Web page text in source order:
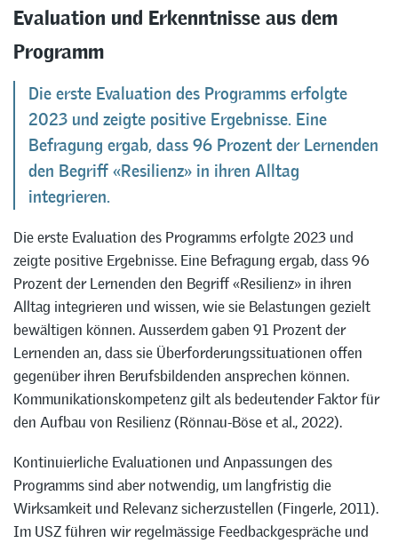
Evaluation und Erkenntnisse aus dem
Programm
Die erste Evaluation des Programms erfolgte
2023 und zeigte positive Ergebnisse. Eine
Befragung ergab, dass 96 Prozent der Lernenden
den Begriff «Resilienz» in ihren Alltag
integrieren.
Die erste Evaluation des Programms erfolgte 2023 und
zeigte positive Ergebnisse. Eine Befragung ergab, dass 96
Prozent der Lernenden den Begriff «Resilienz» in ihren
Alltag integrieren und wissen, wie sie Belastungen gezielt
bewältigen können. Ausserdem gaben 91 Prozent der
Lernenden an, dass sie Überforderungssituationen offen
gegenüber ihren Berufsbildenden ansprechen können.
Kommunikationskompetenz gilt als bedeutender Faktor für
den Aufbau von Resilienz (Rönnau-Böse et al., 2022).
Kontinuierliche Evaluationen und Anpassungen des
Programms sind aber notwendig, um langfristig die
Wirksamkeit und Relevanz sicherzustellen (Fingerle, 2011).
Im USZ führen wir regelmässige Feedbackgespräche und